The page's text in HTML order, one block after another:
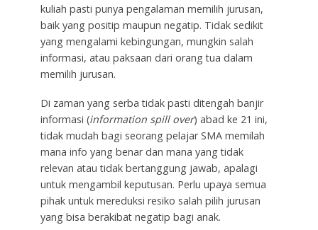
kuliah pasti punya pengalaman memilih jurusan,
baik yang positip maupun negatip. Tidak sedikit
yang mengalami kebingungan, mungkin salah
informasi, atau paksaan dari orang tua dalam
memilih jurusan.
Di zaman yang serba tidak pasti ditengah banjir
informasi (information spill over) abad ke 21 ini,
tidak mudah bagi seorang pelajar SMA memilah
mana info yang benar dan mana yang tidak
relevan atau tidak bertanggung jawab, apalagi
untuk mengambil keputusan. Perlu upaya semua
pihak untuk mereduksi resiko salah pilih jurusan
yang bisa berakibat negatip bagi anak.